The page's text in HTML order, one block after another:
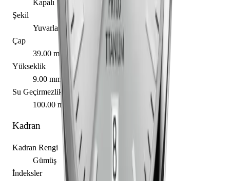
Kapalı
Şekil
Yuvarlak
Çap
39.00 mm
Yükseklik
9.00 mm
Su Geçirmezlik
100.00 m
Kadran
Kadran Rengi
Gümüş
İndeksler